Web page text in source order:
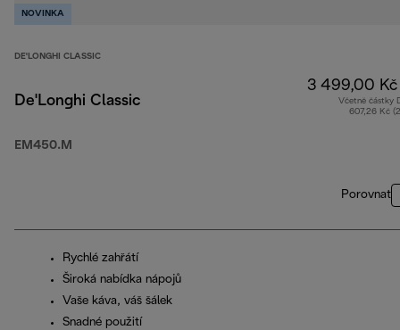
NOVINKA
DE'LONGHI CLASSIC
De'Longhi Classic
EM450.M
3 499,00 Kč
Včetně částky
607,26 Kč
Porovnat
Rychlé zahřátí
Široká nabídka nápojů
Vaše káva, váš šálek
Snadné použití